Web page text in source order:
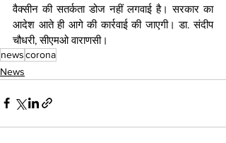
वैक्सीन की सतर्कता डोज नहीं लगवाई है। सरकार का
आदेश आते ही आगे की कार्रवाई की जाएगी। डा. संदीप
चौधरी, सीएमओ वाराणसी।
newscorona
News